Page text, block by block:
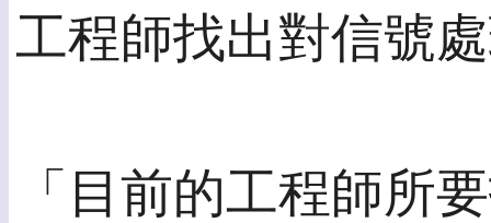
工程師找出對信號
「目前的工程師所